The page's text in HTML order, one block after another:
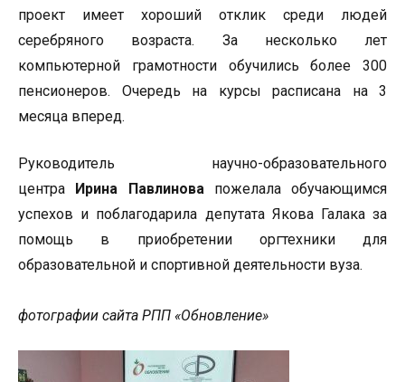
проект имеет хороший отклик среди людей
серебряного возраста. За несколько лет
компьютерной грамотности обучились более 300
пенсионеров. Очередь на курсы расписана на 3
месяца вперед.
Руководитель научно-образовательного
центра
Ирина Павлинова пожелала обучающимся
успехов и поблагодарила депутата Якова Галака за
помощь в приобретении оргтехники для
образовательной и спортивной деятельности вуза.
фотографии сайта РПП «Обновление»